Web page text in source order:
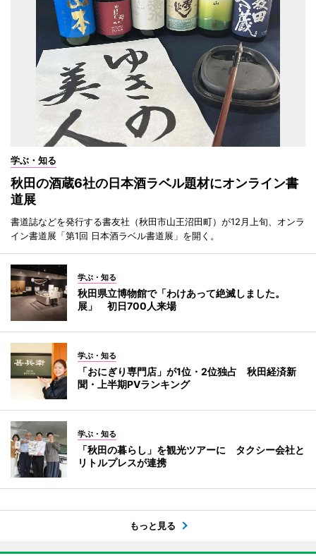
学ぶ・知る
秋田の酒蔵6社の日本酒ラベル題材にオンライン書
道展
書道誌などを発行する書友社（秋田市山王沼田町）が12月上旬、オンラ
イン書道展「第1回 日本酒ラベル書道展」を開く。
学ぶ・知る
秋田県立博物館で「わけあって絶滅しました。
展」 初日700人来場
学ぶ・知る
「おにぎり専門店」が1位・2位独占 秋田経済新
聞・上半期PVランキング
学ぶ・知る
「秋田の暮らし」を観光ツアーに タクシー会社と
リトルプレスが連携
もっと見る